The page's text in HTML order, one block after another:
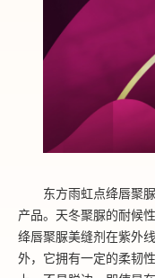
东方雨虹点绛唇聚
产品。天冬聚脲的耐候
绛唇聚脲美缝剂在紫外
外，它拥有一定的柔韧